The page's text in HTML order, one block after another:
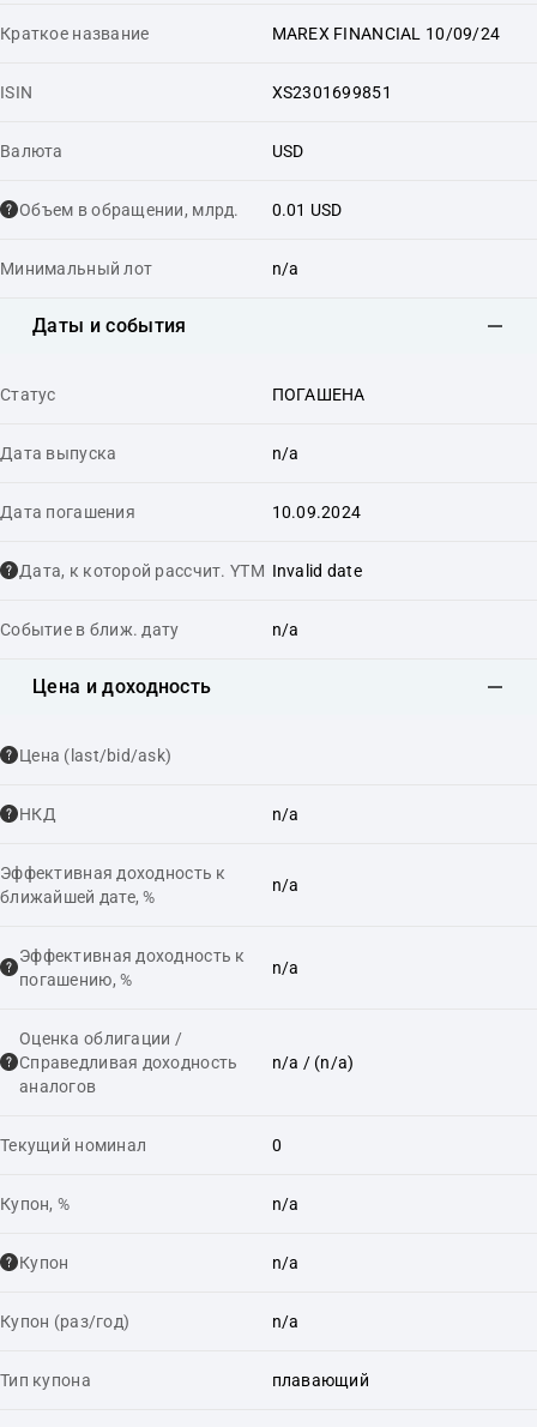
Краткое название MAREX FINANCIAL 10/09/24
ISIN XS2301699851
Валюта USD
Объем в обращении, млрд. 0.01 USD
Минимальный лот n/a
Даты и события
Статус ПОГАШЕНА
Дата выпуска n/a
Дата погашения 10.09.2024
Дата, к которой рассчит. YTM Invalid date
Событие в ближ. дату n/a
Цена и доходность
Цена (last/bid/ask)
НКД n/a
Эффективная доходность к
ближайшей дате, %
n/a
Эффективная доходность к
погашению, %
n/a
Оценка облигации /
Справедливая доходность
аналогов
n/a / (n/a)
Текущий номинал 0
Купон, % n/a
Купон n/a
Купон (раз/год) n/a
Тип купона плавающий